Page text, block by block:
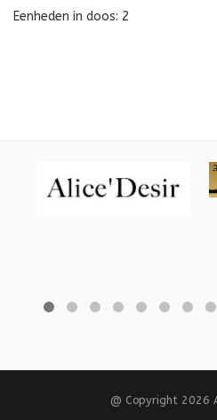
Eenheden in doos: 2
@ Copyright 2026